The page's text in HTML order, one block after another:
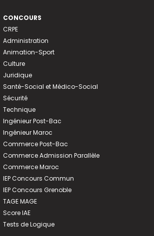
CONCOURS
CRPE
Administration
Animation-Sport
Culture
Juridique
Santé-Social et Médico-Social
Sécurité
Technique
Ingénieur Post-Bac
Ingénieur Maroc
Commerce Post-Bac
Commerce Admission Parallèle
Commerce Maroc
IEP Concours Commun
IEP Concours Grenoble
TAGE MAGE
Score IAE
Tests de Logique